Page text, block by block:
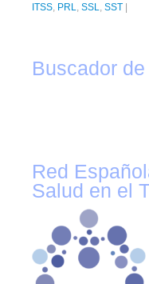
ITSS, PRL, SSL, SST |
Buscador
Red
Salud en el